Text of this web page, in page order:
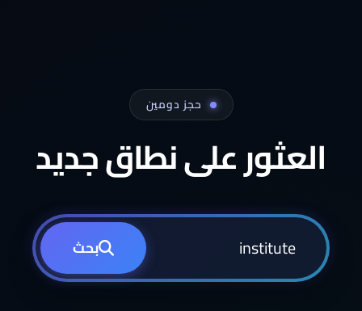
حجز دومين
العثور على نطاق جديد
بحث